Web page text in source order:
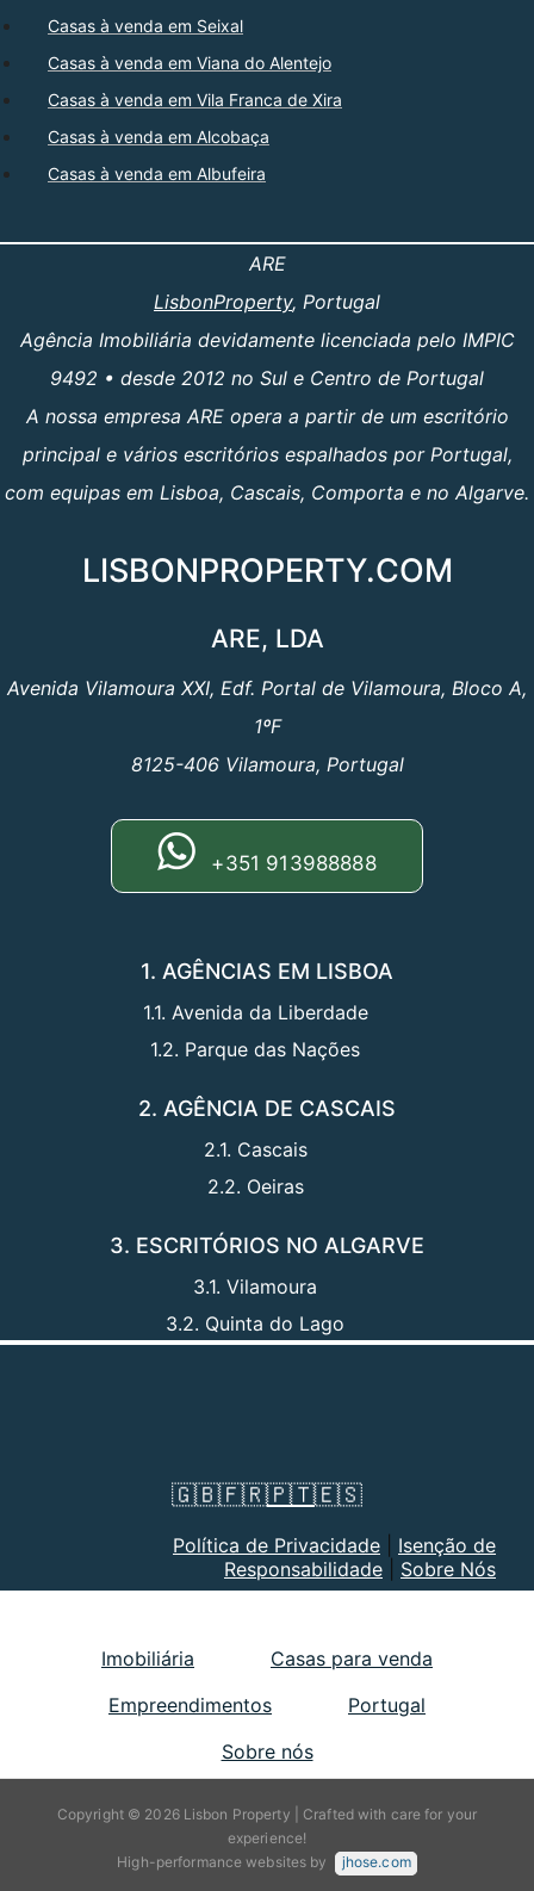
Casas à venda em Seixal
Casas à venda em Viana do Alentejo
Casas à venda em Vila Franca de Xira
Casas à venda em Alcobaça
Casas à venda em Albufeira
ARE
LisbonProperty, Portugal
Agência Imobiliária devidamente licenciada pelo IMPIC
9492 • desde 2012 no Sul e Centro de Portugal
A nossa empresa ARE opera a partir de um escritório
principal e vários escritórios espalhados por Portugal,
com equipas em Lisboa, Cascais, Comporta e no Algarve.
LISBONPROPERTY.COM
ARE, LDA
Avenida Vilamoura XXI, Edf. Portal de Vilamoura, Bloco A,
1ºF
8125-406 Vilamoura, Portugal
+351 913988888
1. AGÊNCIAS EM LISBOA
1.1. Avenida da Liberdade
1.2. Parque das Nações
2. AGÊNCIA DE CASCAIS
2.1. Cascais
2.2. Oeiras
3. ESCRITÓRIOS NO ALGARVE
3.1. Vilamoura
3.2. Quinta do Lago
🇬🇧🇫🇷🇵🇹🇪🇸
Política de Privacidade
Isenção de
Responsabilidade
Sobre Nós
Imobiliária
Casas para venda
Empreendimentos
Portugal
Sobre nós
Copyright © 2026 Lisbon Property | Crafted with care for your
experience!
High-performance websites by
jhose.com